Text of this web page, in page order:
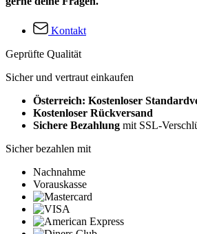
Kontakt
Geprüfte Qualität
Sicher und vertraut einkaufen
Österreich: Kostenloser
Kostenloser Rückversand
Sichere Bezahlung mit SSL-
Sicher bezahlen mit
Nachnahme
Vorauskasse